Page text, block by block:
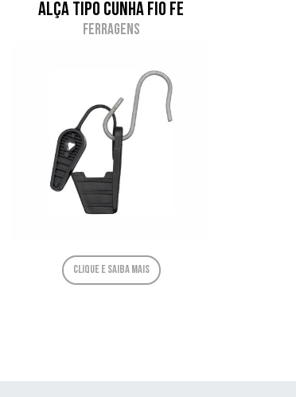
Alça tipo cunha Fio FE
Ferragens
Clique e saiba mais